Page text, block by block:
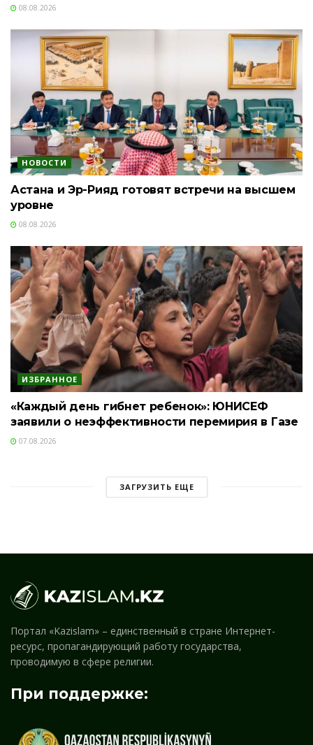
08.08.2026
НОВОСТИ
Астана и Эр-Рияд готовят встречи на высшем
уровне
08.08.2026
ИЗБРАННОЕ
«Каждый день гибнет ребенок»: ЮНИСЕФ
заявили о неэффективности перемирия в Газе
07.08.2026
ЗАГРУЗИТЬ ЕЩЕ
Портал «Kazislam» – единственный в стране Интернет-
ресурс, пропагандирующий работу государства,
проводимую в сфере религии.
При поддержке: